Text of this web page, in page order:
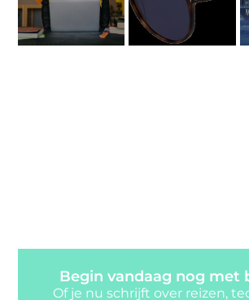
Begin vandaag nog met
Of je nu schrijft over reizen,